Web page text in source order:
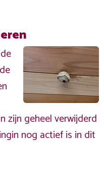
zijn geheel verwijderd
nog actief is in dit